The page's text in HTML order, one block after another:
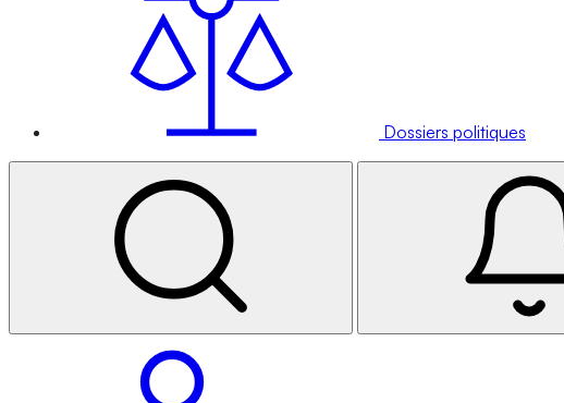
Dossiers politiques